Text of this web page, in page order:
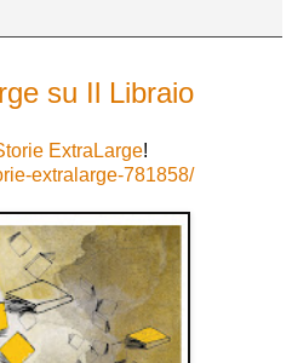
su Il Libraio
ExtraLarge!
extralarge-781858/